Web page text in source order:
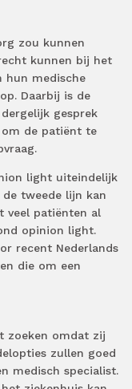
zou kunnen
kunnen bij het
hun medische
Daarbij is de
gesprek
de patiënt te
light uiteindelijk
tweede lijn kan
veel patiënten al
opinion light.
recent Nederlands
die om een
zoeken omdat zij
zullen goed
medisch specialist.